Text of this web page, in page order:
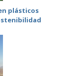
plásticos